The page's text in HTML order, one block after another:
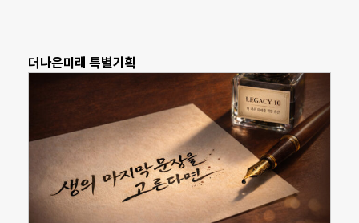
더나은미래 특별기획